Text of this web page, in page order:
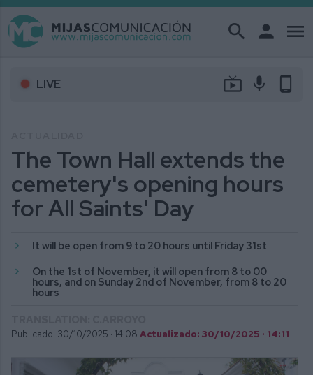
search person menu
LIVE live_tv mic phone_android
The Town Hall extends the
cemetery's opening hours
for All Saints' Day
It will be open from 9 to 20 hours until Friday 31st
On the 1st of November, it will open from 8 to 00
hours, and on Sunday 2nd of November, from 8 to 20
hours
Publicado: 30/10/2025 · 14:08 Actualizado: 30/10/2025 · 14:11